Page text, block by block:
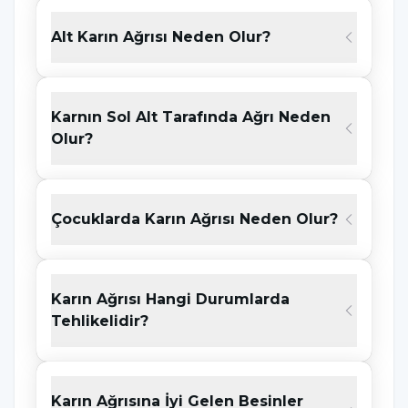
organları gibi birçok farklı yapıdan
kaynaklanabilir.
Karın bölgesi çok sayıda organ içerdiği için
bakılarak kesin olarak belirlenemez. Aynı
edebilir.
Sürekli ya da aralıklı görülebilir.
Alt Karın Ağrısı Neden Olur?
Karnın Sol Alt Tarafında Ağrı Neden
Olur?
Çocuklarda Karın Ağrısı Neden Olur?
Karın Ağrısı Hangi Durumlarda
Tehlikelidir?
Karın Ağrısına İyi Gelen Besinler